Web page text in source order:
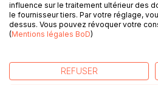
influence sur le traitement ultérieur des
le fournisseur tiers. Par votre réglage,
dessus. Vous pouvez révoquer votre
(Mentions légales BoD)
REFUSER